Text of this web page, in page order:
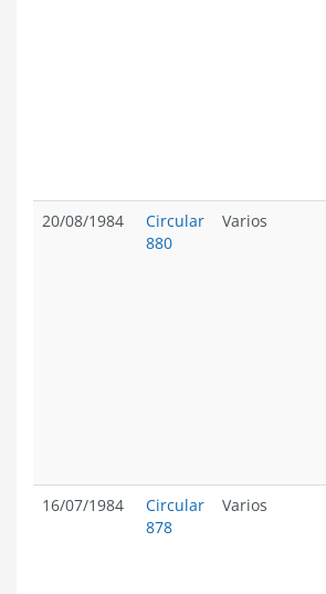
20/08/1984
Circular
880
Varios
16/07/1984
Circular
878
Varios